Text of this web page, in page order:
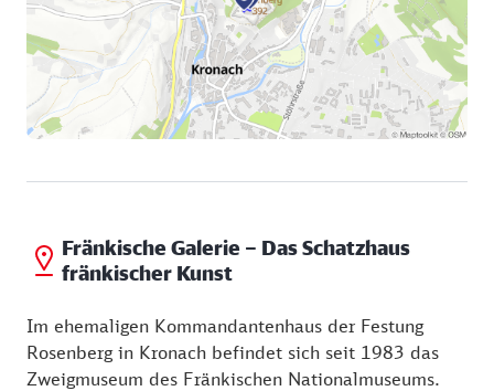
Fränkische Galerie – Das Schatzhaus
fränkischer Kunst
Im ehemaligen Kommandantenhaus der Festung
Rosenberg in Kronach befindet sich seit 1983 das
Zweigmuseum des Fränkischen Nationalmuseums.